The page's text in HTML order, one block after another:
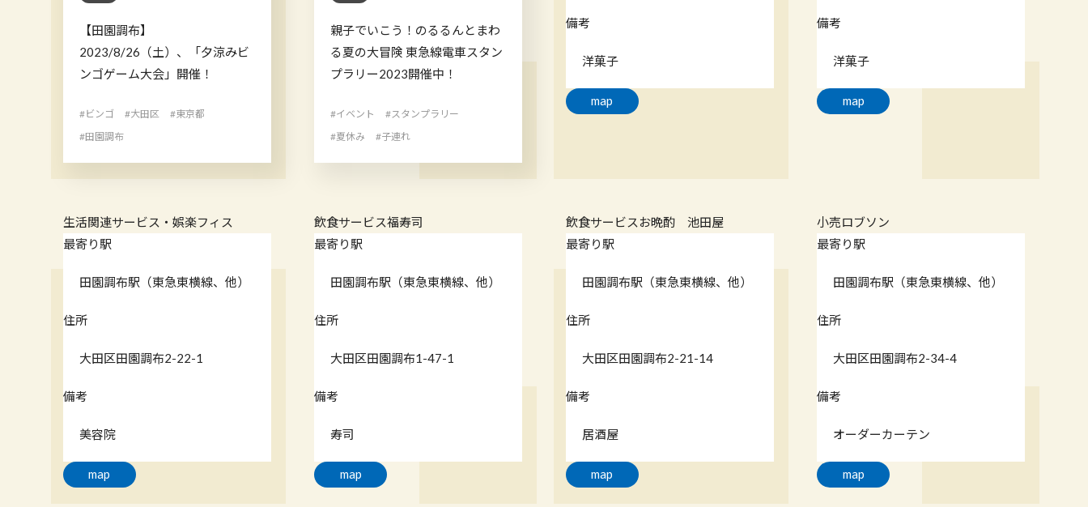
【田園調布】
2023/8/26（土）、「夕涼みビ
ンゴゲーム大会」開催！
#ビンゴ #大田区
#東京都
#田園調布
親子でいこう！のるるんとまわ
る夏の大冒険 東急線電車スタン
プラリー2023開催中！
#イベント
#スタンプラリー
#夏休み
#子連れ
備考
洋菓子
map
備考
洋菓子
map
生活関連サービス・娯楽フィス
最寄り駅
田園調布駅（東急東横線、他）
住所
大田区田園調布2-22-1
備考
美容院
map
飲食サービス福寿司
最寄り駅
田園調布駅（東急東横線、他）
住所
大田区田園調布1-47-1
備考
寿司
map
飲食サービス お晩酌 池田屋
最寄り駅
田園調布駅（東急東横線、他）
住所
大田区田園調布2-21-14
備考
居酒屋
map
小売ロブソン
最寄り駅
田園調布駅（東急東横線、他）
住所
大田区田園調布2-34-4
備考
オーダーカーテン
map